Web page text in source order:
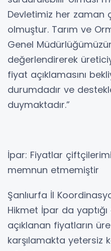
Devletimiz her zaman
olmuştur. Tarım ve
Genel
değerlendirerek
fiyat açıklamasını
durumdadır ve
duymaktadır.”
İpar: Fiyatlar
memnun etmemiştir
Şanlıurfa İl
Hikmet İpar da
açıklanan fiyatların
karşılamakta yetersiz